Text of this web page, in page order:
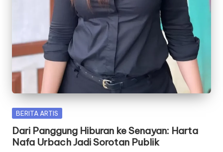
Posted
BERITA ARTIS
Dari Panggung Hiburan ke Senayan: Harta
Nafa Urbach Jadi Sorotan Publik